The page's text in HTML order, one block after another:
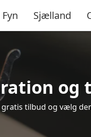
Fyn Sjælland
og
tilbud og vælg